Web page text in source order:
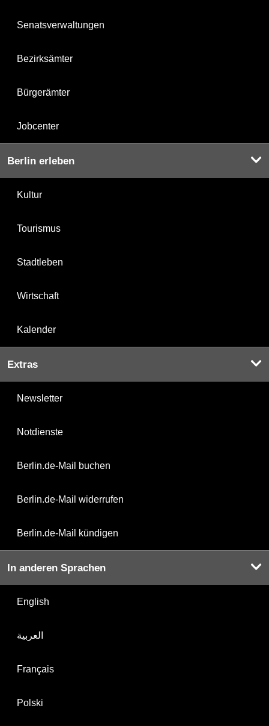
Senatsverwaltungen
Bezirksämter
Bürgerämter
Jobcenter
Berlin erleben
Kultur
Tourismus
Stadtleben
Wirtschaft
Kalender
Extras
Newsletter
Notdienste
Berlin.de-Mail buchen
Berlin.de-Mail widerrufen
Berlin.de-Mail kündigen
In anderen Sprachen
English
العربية
Français
Polski